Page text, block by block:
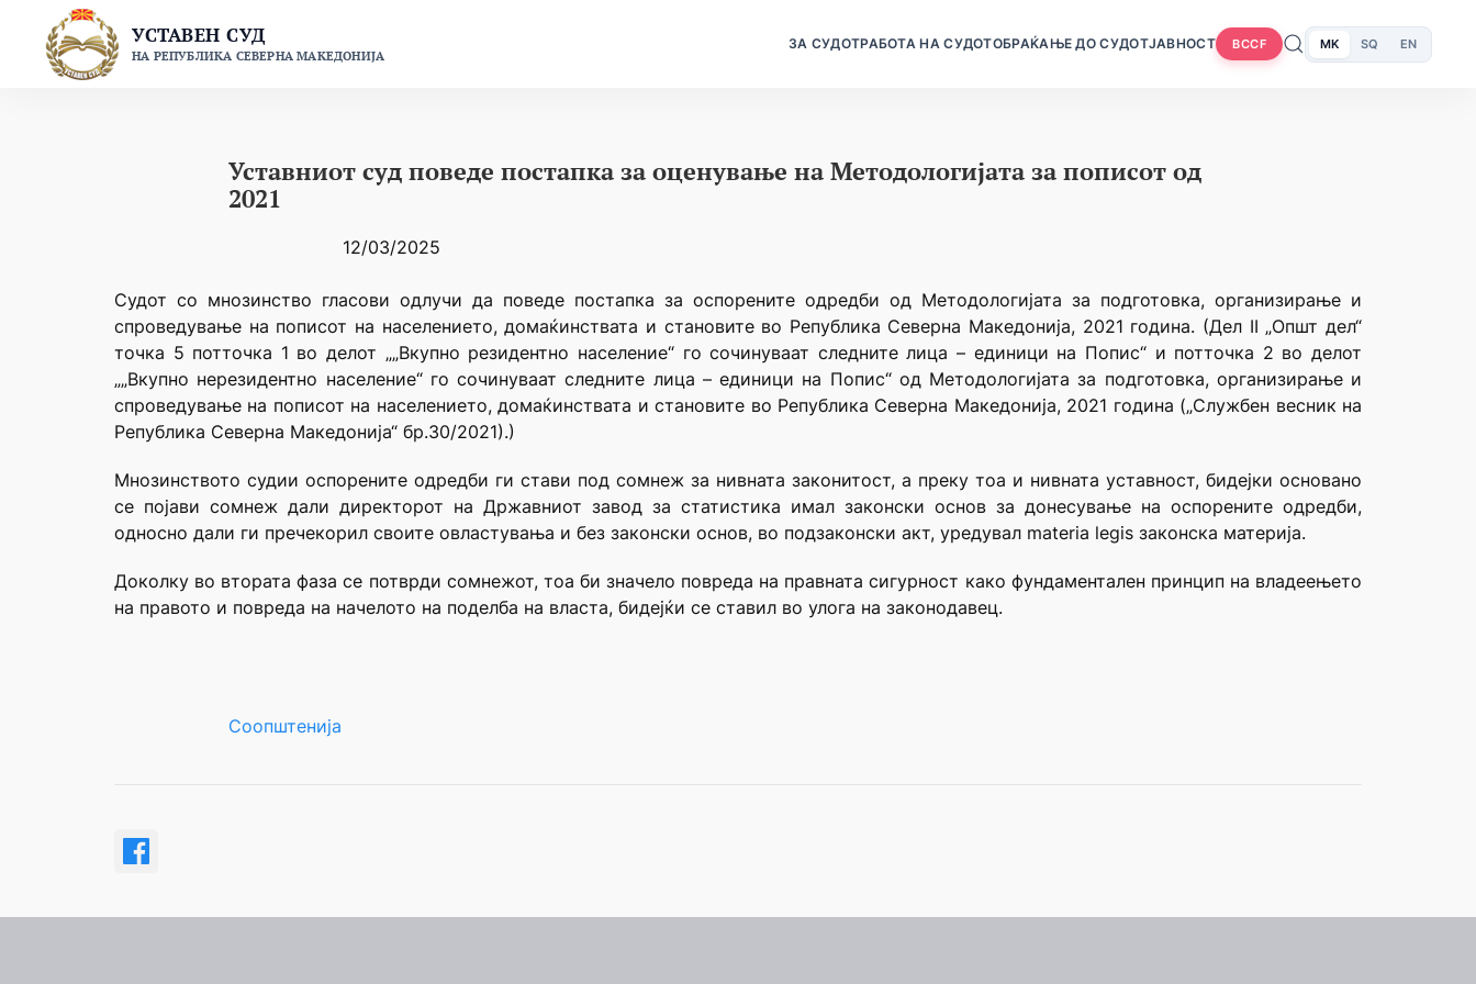
content
УСТАВЕН СУД
НА РЕПУБЛИКА СЕВЕРНА МАКЕДОНИЈА
ЗА СУДОТРАБОТА НА СУДОТОБРАЌАЊЕ ДО СУДОТЈАВНОСТ BCCF MK SQ EN
Уставниот суд поведе постапка за оценување на Методологијата за пописот од
2021
12/03/2025
Судот со мнозинство гласови одлучи да поведе постапка за оспорените одредби од Методологијата за подготовка, организирање и
спроведување на пописот на населението, домаќинствата и становите во Република Северна Македонија, 2021 година. (Дел II „Општ дел“
точка 5 потточка 1 во делот „„Вкупно резидентно население“ го сочинуваат следните лица – единици на Попис“ и потточка 2 во делот
„„Вкупно нерезидентно население“ го сочинуваат следните лица – единици на Попис“ од Методологијата за подготовка, организирање и
спроведување на пописот на населението, домаќинствата и становите во Република Северна Македонија, 2021 година („Службен весник на
Република Северна Македонија“ бр.30/2021).)
Mнозинството судии оспорените одредби ги стави под сомнеж за нивната законитост, а преку тоа и нивната уставност, бидејки основано
се појави сомнеж дали директорот на Државниот завод за статистика имал законски основ за донесување на оспорените одредби,
односно дали ги пречекорил своите овластувања и без законски основ, во подзаконски акт, уредувал materia legis законска материја.
Доколку во втората фаза се потврди сомнежот, тоа би значело повреда на правната сигурност како фундаментален принцип на владеењето
на правото и повреда на начелото на поделба на власта, бидејќи се ставил во улога на законодавец.
Соопштенија